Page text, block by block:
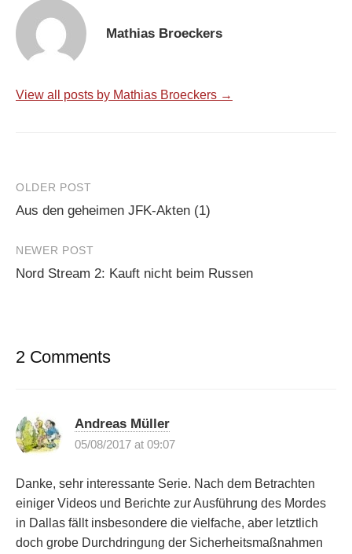
Mathias Broeckers
View all posts by Mathias Broeckers →
Post
navigation
OLDER POST
Aus den geheimen JFK-Akten (1)
NEWER POST
Nord Stream 2: Kauft nicht beim Russen
2 Comments
Andreas Müller
05/08/2017 at 09:07
Danke, sehr interessante Serie. Nach dem Betrachten
einiger Videos und Berichte zur Ausführung des Mordes
in Dallas fällt insbesondere die vielfache, aber letztlich
doch grobe Durchdringung der Sicherheitsmaßnahmen